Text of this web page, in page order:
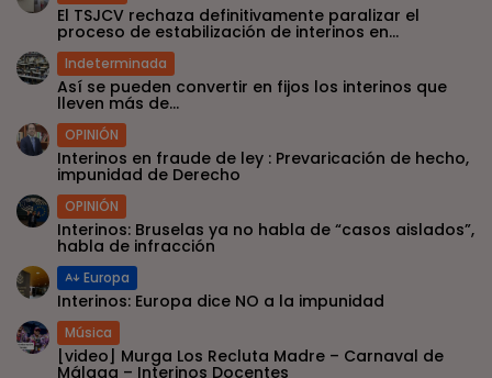
El TSJCV rechaza definitivamente paralizar el
proceso de estabilización de interinos en...
Indeterminada
Así se pueden convertir en fijos los interinos que
lleven más de...
OPINIÓN
Interinos en fraude de ley : Prevaricación de hecho,
impunidad de Derecho
OPINIÓN
Interinos: Bruselas ya no habla de “casos aislados”,
habla de infracción
Europa
Interinos: Europa dice NO a la impunidad
Música
[video] Murga Los Recluta Madre – Carnaval de
Málaga – Interinos Docentes